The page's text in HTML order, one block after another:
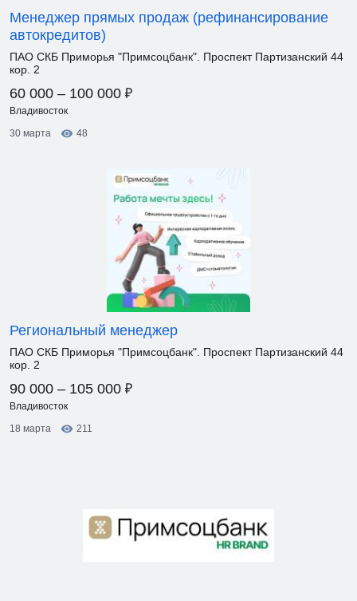
Менеджер прямых продаж (рефинансирование
автокредитов)
ПАО СКБ Приморья "Примсоцбанк". Проспект Партизанский 44
кор. 2
60 000 – 100 000 ₽
Владивосток
30 марта
48
Региональный менеджер
ПАО СКБ Приморья "Примсоцбанк". Проспект Партизанский 44
кор. 2
90 000 – 105 000 ₽
Владивосток
18 марта
211